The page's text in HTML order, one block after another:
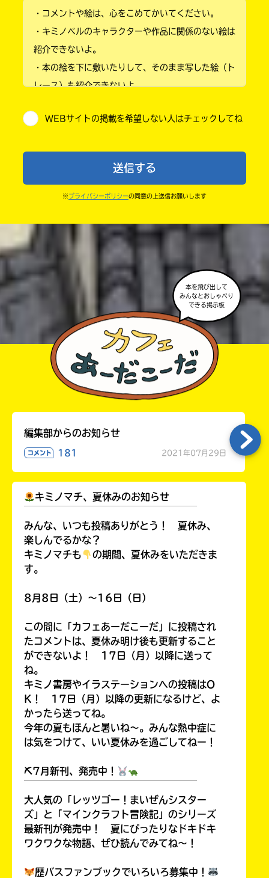
小学2年
小学4年
小学6年
中学1年
高校生以上
・コメントや絵は、心をこめてかいてください。
・キミノベルのキャラクターや作品に関係のない絵は
紹介できないよ。
・本の絵を下に敷いたりして、そのまま写した絵（ト
レース）も紹介できないよ。
・送ってからすぐには紹介されないので、待ってて
ならないよう気をつけてね。
・キャンペーン開催中は、投稿した後の画面にバナー
・ポプラ社の宣伝物で紹介させてもらうことがある
・かき終えたら、人を傷つけていたり、個人情報をか
きこんでいたり、字がまちがっていたりしないか、読
WEBサイトの掲載を希望しない人はチェックしてね
送信する
※ プライバシーポリシーの同意の上送信お願いします
本を飛び出して
みんなとおしゃべり
できる掲示板
編集部からのお知らせ
コメント 181 2021年07月29日
キミノマチ、夏休みのお知らせ
みんな、いつも投稿ありがとう！ 夏休み、
楽しんでるかな？
キミノマチも
の期間、夏休みをいただきま
す。
8月8日（土）～16日（日）
この間に「カフェあーだこーだ」に投稿され
たコメントは、夏休み明け後も更新すること
ができないよ！ 17日（月）以降に送って
ね。
キミノ書房やイラステーションへの投稿はO
K！ 17日（月）以降の更新になるけど、よ
かったら送ってね。
今年の夏もほんと暑いね～。みんな熱中症に
は気をつけて、いい夏休みを過ごしてねー！
⛏7月新刊、発売中！
大人気の「レッツゴー！まいぜんシスター
ズ」と「マインクラフト冒険記」のシリーズ
最新刊が発売中！ 夏にぴったりなドキドキ
ワクワクな物語、ぜひ読んでみてね～！
歴バスファンブックでいろいろ募集中！